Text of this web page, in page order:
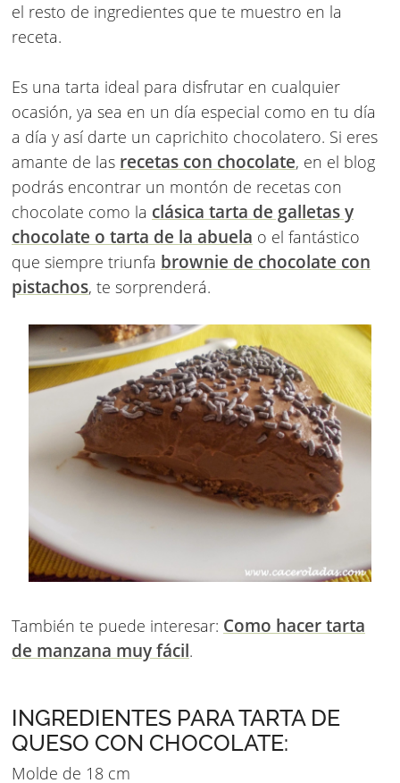
el resto de ingredientes que te muestro en la
receta.
Es una tarta ideal para disfrutar en cualquier
ocasión, ya sea en un día especial como en tu día
a día y así darte un caprichito chocolatero. Si eres
amante de las recetas con chocolate, en el blog
podrás encontrar un montón de recetas con
chocolate como la clásica tarta de galletas y
chocolate o tarta de la abuela o el fantástico
que siempre triunfa brownie de chocolate con
pistachos, te sorprenderá.
También te puede interesar: Como hacer tarta
de manzana muy fácil.
INGREDIENTES PARA TARTA DE
QUESO CON CHOCOLATE:
Molde de 18 cm